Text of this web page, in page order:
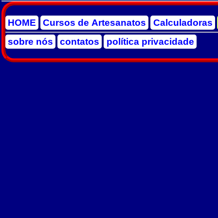
HOME Cursos de Artesanatos Calculadoras
sobre nós
contatos política privacidade